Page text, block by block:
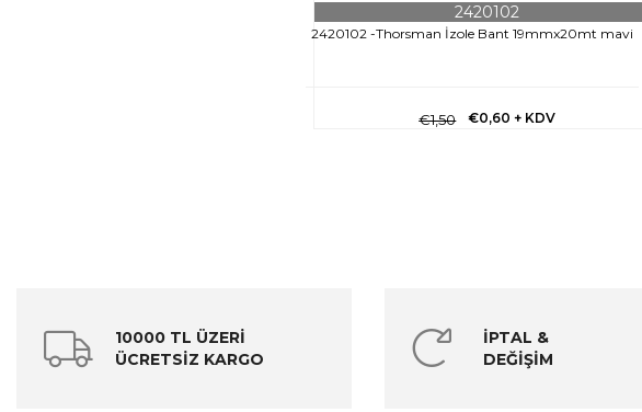
2420102 -Thorsman İzole Bant 19mmx20mt mavi
2420102
€0,60+ KDV
€1,50
10000 TL ÜZERİ
ÜCRETSİZ KARGO
İPTAL &
DEĞİŞİM